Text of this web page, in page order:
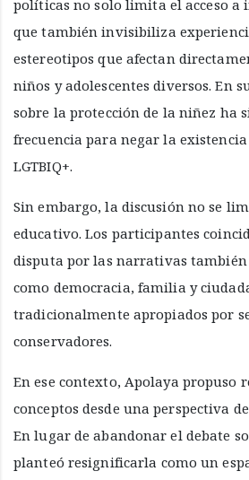
políticas no solo limita el acceso a
que también invisibiliza
estereotipos que afectan
niños y adolescentes diversos. En
sobre la protección de la niñez ha
frecuencia para negar la
LGTBIQ+.
Sin embargo, la discusión no se
educativo. Los participantes
disputa por las narrativas también
como democracia, familia y
tradicionalmente apropiados por
conservadores.
En ese contexto, Apolaya propuso
conceptos desde una perspectiva
En lugar de abandonar el debate
planteó resignificarla como un